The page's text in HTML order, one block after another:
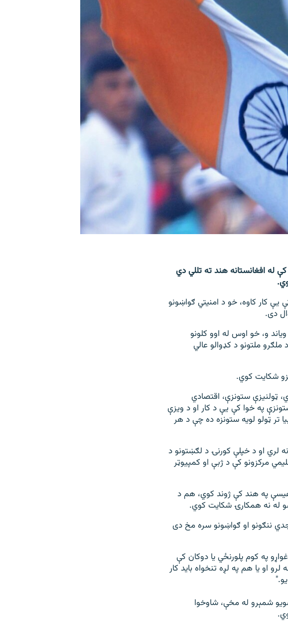
له افغانستانه هند ته تللي دي
کار کاوه، خو د امنيتي ګواښونو
دی.
و، خو اوس له اوو کلونو
ملتونو د کډوالو عالي
شکایت کوي.
ټولنیزې ستونزې، اقتصادي
په خوا کې یې د کار او د ویزې
تر ټولو لویه ستونزه ده چې د هر
لري او د خپلې کورنۍ د لګښتونو د
مرکزونو کې د ژبې او کمپیوټر
په هند کې ژوند کوي، هم د
له نه همکارۍ شکایت کوي.
ننګونو او ګواښونو سره مخ دى
په کوم پلورنځي يا دوکان کې
او يا هم په لږه تنخواه باید کار
شمېرو له مخې، شاوخوا